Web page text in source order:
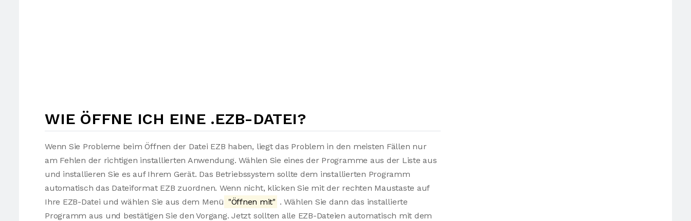
WIE ÖFFNE ICH EINE .EZB-DATEI?
Wenn Sie Probleme beim Öffnen der Datei EZB haben, liegt das Problem in den meisten Fällen nur
am Fehlen der richtigen installierten Anwendung. Wählen Sie eines der Programme aus der Liste aus
und installieren Sie es auf Ihrem Gerät. Das Betriebssystem sollte dem installierten Programm
automatisch das Dateiformat EZB zuordnen. Wenn nicht, klicken Sie mit der rechten Maustaste auf
Ihre EZB-Datei und wählen Sie aus dem Menü "Öffnen mit" . Wählen Sie dann das installierte
Programm aus und bestätigen Sie den Vorgang. Jetzt sollten alle EZB-Dateien automatisch mit dem